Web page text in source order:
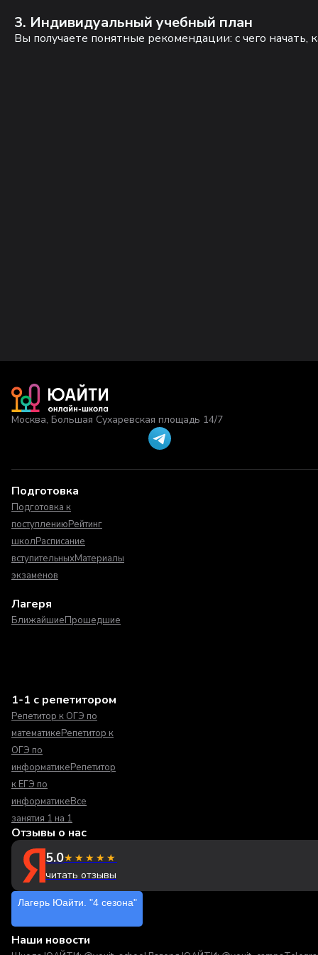
3. Индивидуальный учебный план
Вы получаете понятные рекомендации: с чего начать,
Москва, Большая Сухаревская площадь 14/7
Подготовка
Подготовка к
поступлениюРейтинг
школРасписание
вступительныхМатериалы
экзаменов
Лагеря
БлижайшиеПрошедшие
1-1 с репетитором
Репетитор к ОГЭ по
математикеРепетитор к
ОГЭ по
информатикеРепетитор
к ЕГЭ по
информатикеВсе
занятия 1 на 1
Отзывы о нас
5.0★★★★★
читать отзывы
Лагерь Юайти. "4 сезона"
Наши новости